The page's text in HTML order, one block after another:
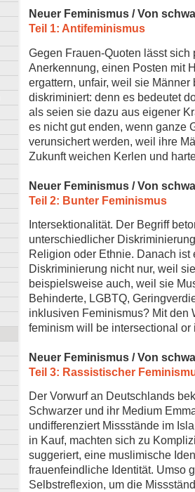
Neuer Feminismus / Von
Teil 1: Antifeminismus
Gegen Frauen-Quoten lässt
Anerkennung, einen Posten mit
ergattern, unfair, weil sie
diskriminiert: denn es bedeutet
als seien sie dazu aus eigener
es nicht gut enden, wenn ganze
verunsichert werden, weil ihre
Zukunft weichen Kerlen und
Neuer Feminismus / Von
Teil 2: Bunter Feminismus
Intersektionalität. Der Begriff
unterschiedlicher
Religion oder Ethnie. Danach ist
Diskriminierung nicht nur, weil
beispielsweise auch, weil sie
Behinderte, LGBTQ,
inklusiven Feminismus? Mit den
feminism will be intersectional or
Neuer Feminismus / Von
Teil 3: Rassistischer
Der Vorwurf an Deutschlands
Schwarzer und ihr Medium
undifferenziert Missstände im
in Kauf, machten sich zu
suggeriert, eine muslimische
frauenfeindliche Identität. Umso
Selbstreflexion, um die